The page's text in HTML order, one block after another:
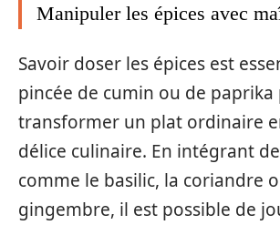
Manipuler les épices avec
Savoir doser les épices est
pincée de cumin ou de paprika
transformer un plat ordinaire
délice culinaire. En intégrant
comme le basilic, la coriandre
gingembre, il est possible de